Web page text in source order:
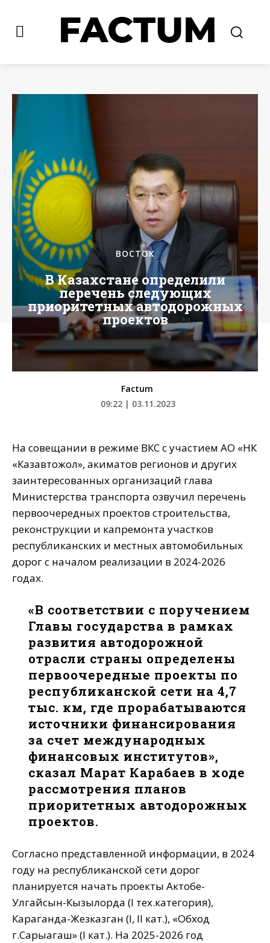
ВОСТОК
В Казахстане определили
перечень следующих
приоритетных автодорожных
проектов
Factum
09:22 | 03.11.2023
На совещании в режиме ВКС с участием АО «НК
«Казавтожол», акиматов регионов и других
заинтересованных организаций глава
Министерства транспорта озвучил перечень
первоочередных проектов строительства,
реконструкции и капремонта участков
республиканских и местных автомобильных
дорог с началом реализации в 2024-2026
годах.
«В соответствии с поручением
Главы государства в рамках
развития автодорожной
отрасли страны определены
первоочередные проекты по
республиканской сети на 4,7
тыс. км, где прорабатываются
источники финансирования
за счет международных
финансовых институтов»,
сказал Марат Карабаев в ходе
рассмотрения планов
приоритетных автодорожных
проектов.
Согласно представленной информации, в 2024
году на республиканской сети дорог
планируется начать проекты Актобе-
Улгайсын-Кызылорда (І тех.категория),
Караганда-Жезказган (I, II кат.), «Обход
г.Сарыагаш» (І кат.). На 2025-2026 год